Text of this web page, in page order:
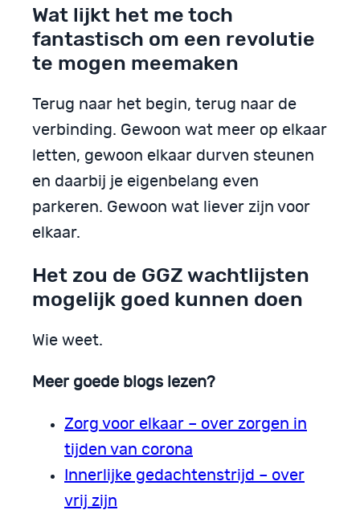
Wat lijkt het me toch
fantastisch om een revolutie
te mogen meemaken
Terug naar het begin, terug naar de
verbinding. Gewoon wat meer op elkaar
letten, gewoon elkaar durven steunen
en daarbij je eigenbelang even
parkeren. Gewoon wat liever zijn voor
elkaar.
Het zou de GGZ wachtlijsten
mogelijk goed kunnen doen
Wie weet.
Meer goede blogs lezen?
Zorg voor elkaar – over zorgen in
tijden van corona
Innerlijke gedachtenstrijd – over
vrij zijn